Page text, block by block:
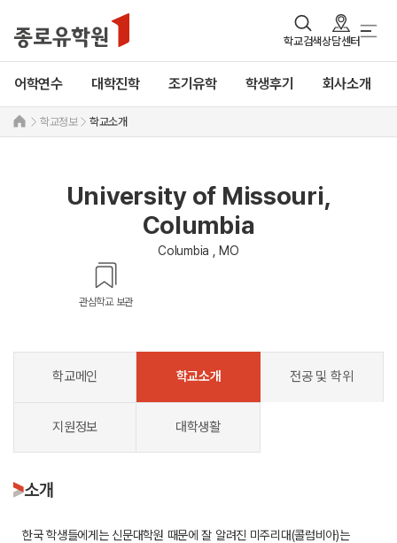
학교검색상담센터
어학연수 대학진학 조기유학 학생후기 회사소개
학교정보 학교소개
University of Missouri,
Columbia
Columbia , MO
관심학교 보관
학교메인 학교소개 전공 및 학위
지원정보 대학생활
소개
한국 학생들에게는 신문대학원 때문에 잘 알려진 미주리대(콜럼비아)는